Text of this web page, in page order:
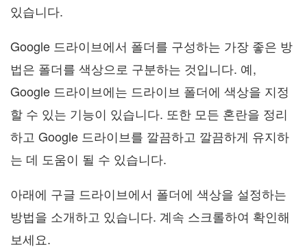
있습니다.
Google 드라이브에서 폴더를 구성하는 가장 좋은 방
법은 폴더를 색상으로 구분하는 것입니다. 예,
Google 드라이브에는 드라이브 폴더에 색상을 지정
할 수 있는 기능이 있습니다. 또한 모든 혼란을 정리
하고 Google 드라이브를 깔끔하고 깔끔하게 유지하
는 데 도움이 될 수 있습니다.
아래에 구글 드라이브에서 폴더에 색상을 설정하는
방법을 소개하고 있습니다. 계속 스크롤하여 확인해
보세요.